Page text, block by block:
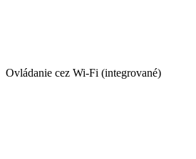
Ovládanie cez Wi-Fi (integrované)